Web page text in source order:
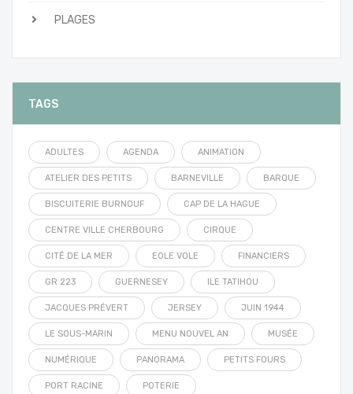
PLAGES
TAGS
ADULTES AGENDA ANIMATION
ATELIER DES PETITS BARNEVILLE BARQUE
BISCUITERIE BURNOUF CAP DE LA HAGUE
CENTRE VILLE CHERBOURG CIRQUE
CITÉ DE LA MER EOLE VOLE FINANCIERS
GR 223 GUERNESEY ILE TATIHOU
JACQUES PRÉVERT JERSEY JUIN 1944
LE SOUS-MARIN MENU NOUVEL AN MUSÉE
NUMÉRIQUE PANORAMA PETITS FOURS
PORT RACINE POTERIE